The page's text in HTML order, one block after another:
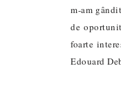
m-am
de
foarte
Edouard